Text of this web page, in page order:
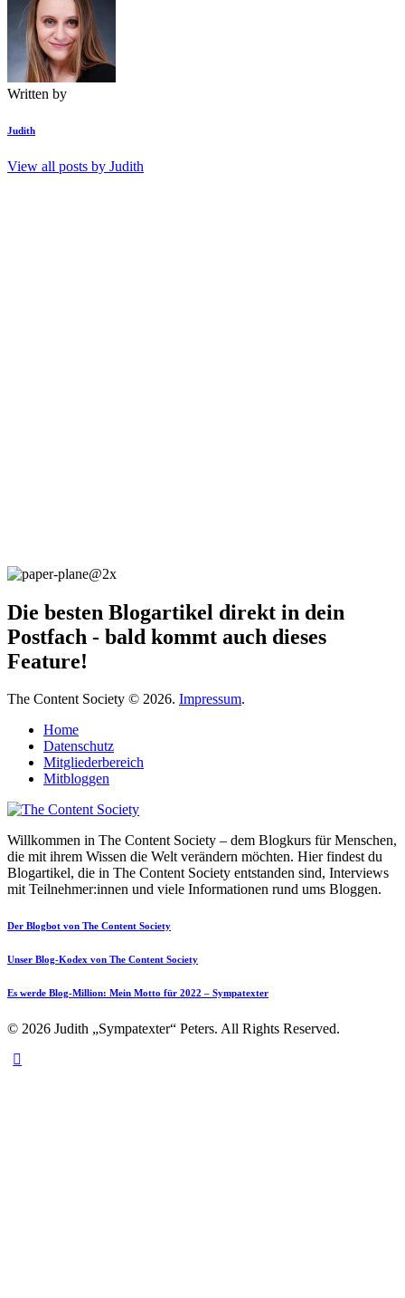
Written by
Judith
View all posts by Judith
Die besten Blogartikel direkt in dein
Postfach - bald kommt auch dieses
Feature!
The Content Society © 2026. Impressum.
Home
Datenschutz
Mitgliederbereich
Mitbloggen
Willkommen in The Content Society – dem Blogkurs für Menschen,
die mit ihrem Wissen die Welt verändern möchten. Hier findest du
Blogartikel, die in The Content Society entstanden sind, Interviews
mit Teilnehmer:innen und viele Informationen rund ums Bloggen.
Der Blogbot von The Content Society
Unser Blog-Kodex von The Content Society
Es werde Blog-Million: Mein Motto für 2022 – Sympatexter
© 2026 Judith „Sympatexter“ Peters. All Rights Reserved.